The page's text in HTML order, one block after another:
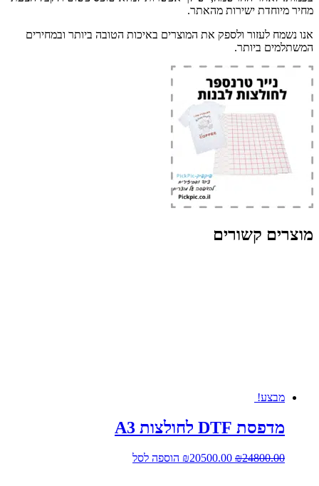
מחיר מיוחדת ישירות מהאתר.
אנו נשמח לעזור ולספק את המוצרים באיכות הטובה ביותר ובמחירים
המשתלמים ביותר.
מוצרים קשורים
מבצע!
מדפסת DTF לחולצות A3
₪24800.00
המחיר
₪20500.00
המחיר
הוספה לסל